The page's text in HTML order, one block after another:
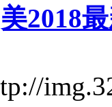
2018